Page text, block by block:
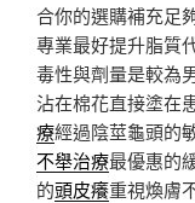
合你的選購補充足
專業最好提升脂質
毒性與劑量是較為
沾在棉花直接塗在
療經過陰莖龜頭的
不舉治療最優惠的
的頭皮癢重視煥膚